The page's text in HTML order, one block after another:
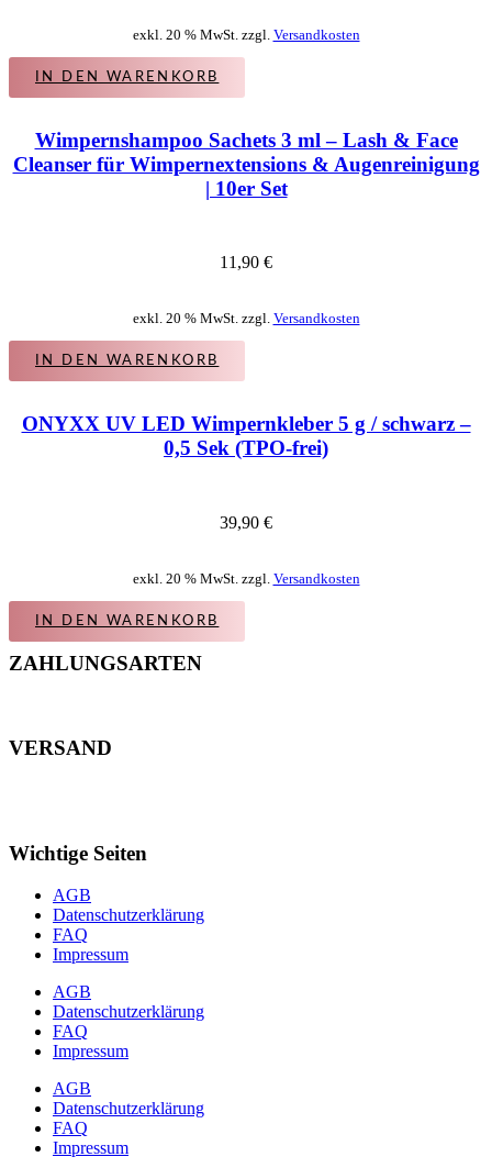
exkl. 20 % MwSt. zzgl. Versandkosten
IN DEN WARENKORB
Wimpernshampoo Sachets 3 ml – Lash & Face
Cleanser für Wimpernextensions & Augenreinigung
| 10er Set
11,90 €
exkl. 20 % MwSt. zzgl. Versandkosten
IN DEN WARENKORB
ONYXX UV LED Wimpernkleber 5 g / schwarz –
0,5 Sek (TPO-frei)
39,90 €
exkl. 20 % MwSt. zzgl. Versandkosten
IN DEN WARENKORB
ZAHLUNGSARTEN
VERSAND
Wichtige Seiten
AGB
Datenschutzerklärung
FAQ
Impressum
AGB
Datenschutzerklärung
FAQ
Impressum
AGB
Datenschutzerklärung
FAQ
Impressum